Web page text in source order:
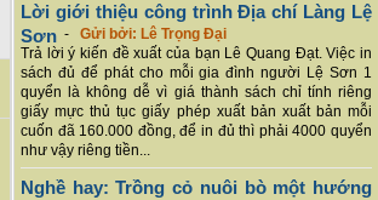
Lời giới thiệu công trình Địa chí Làng Lệ
Sơn - Gửi bởi: Lê Trọng Đại
Trả lời ý kiến đề xuất của bạn Lê Quang Đạt. Việc in
sách đủ để phát cho mỗi gia đình người Lệ Sơn 1
quyển là không dễ vì giá thành sách chỉ tính riêng
giấy mực thủ tục giấy phép xuất bản xuất bản mỗi
cuốn đã 160.000 đồng, để in đủ thì phải 4000 quyển
như vậy riêng tiền...
Nghề hay: Trồng cỏ nuôi bò một hướng